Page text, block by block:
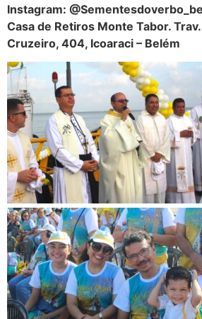
Instagram:
Casa de Retiros Monte Tabor.
Cruzeiro, 404, Icoaraci – Belém